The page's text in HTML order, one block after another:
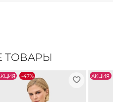
ТОВАРЫ
-47% АKЦИЯ